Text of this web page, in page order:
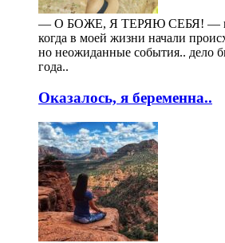
— О БОЖЕ, Я ТЕРЯЮ СЕБЯ! —
когда в моей жизни начали
но неожиданные события.. дело
года..
Оказалось, я беременна..